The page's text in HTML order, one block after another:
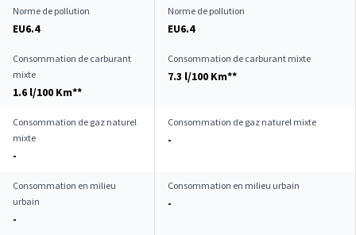
Norme de pollution
EU6.4
Norme de pollution
EU6.4
Consommation de carburant
mixte
1.6 l/100 Km**
Consommation de carburant mixte
7.3 l/100 Km**
Consommation de gaz naturel
mixte
-
Consommation de gaz naturel mixte
-
Consommation en milieu
urbain
-
Consommation en milieu urbain
-